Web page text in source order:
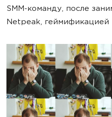
SMM-команду, после
Netpeak, геймификацией